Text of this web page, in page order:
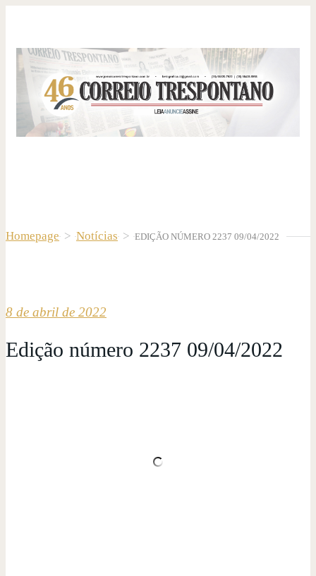
Homepage > Notícias > EDIÇÃO NÚMERO 2237 09/04/2022
8 de abril de 2022
Edição número 2237 09/04/2022